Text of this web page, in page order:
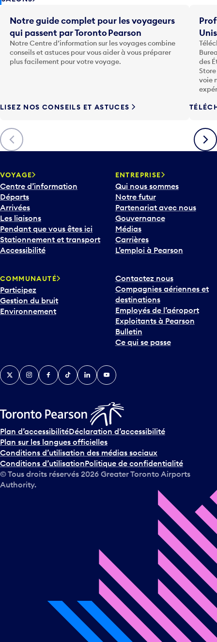
Précédent
Notre guide complet pour les voyageurs
qui passent par Toronto Pearson
Notre Centre d’information sur les voyages combine
conseils et astuces pour vous aider à vous préparer
plus facilement pour votre voyage.
LISEZ NOS CONSEILS ET ASTUCES
des
voie
VOYAGE
Centre d’information
Départs
Arrivées
Les liaisons
Pendant que vous êtes ici
Stationnement et transport
Accessibilité
ENTREPRISE
Qui nous sommes
Notre futur
Partenariat avec nous
Gouvernance
Médias
Carrières
L’emploi à Pearson
COMMUNAUTÉ
Participez
Gestion du bruit
Environnement
Contactez nous
Compagnies aériennes et
destinations
Employés de l’aéroport
Exploitants à Pearson
Bulletin
Ce qui se passe
TwitterInstagramFacebook
TikTokLinkedInYouTube
Plan d’accessibilitéDéclaration d’accessibilité
Plan sur les langues officielles
Conditions d’utilisation des médias sociaux
Conditions d’utilisationPolitique de confidentialité
© Tous droits réservés 2026 Greater Toronto Airports
Authority.